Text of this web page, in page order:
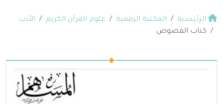
الرئيسية المكتبة الرقمية علوم القرآن الكريم
الأدب
كتاب الفصوص